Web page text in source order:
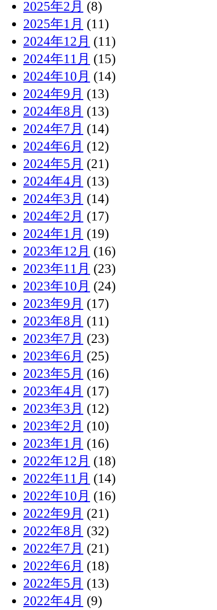
2025年2月 (8)
2025年1月 (11)
2024年12月 (11)
2024年11月 (15)
2024年10月 (14)
2024年9月 (13)
2024年8月 (13)
2024年7月 (14)
2024年6月 (12)
2024年5月 (21)
2024年4月 (13)
2024年3月 (14)
2024年2月 (17)
2024年1月 (19)
2023年12月 (16)
2023年11月 (23)
2023年10月 (24)
2023年9月 (17)
2023年8月 (11)
2023年7月 (23)
2023年6月 (25)
2023年5月 (16)
2023年4月 (17)
2023年3月 (12)
2023年2月 (10)
2023年1月 (16)
2022年12月 (18)
2022年11月 (14)
2022年10月 (16)
2022年9月 (21)
2022年8月 (32)
2022年7月 (21)
2022年6月 (18)
2022年5月 (13)
2022年4月 (9)